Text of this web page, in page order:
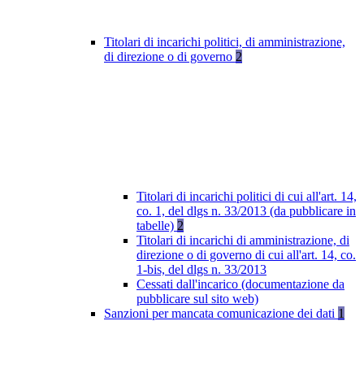
Titolari di incarichi politici, di amministrazione,
di direzione o di governo 2
Titolari di incarichi politici di cui all'art. 14,
co. 1, del dlgs n. 33/2013 (da pubblicare in
tabelle) 2
Titolari di incarichi di amministrazione, di
direzione o di governo di cui all'art. 14, co.
1-bis, del dlgs n. 33/2013
Cessati dall'incarico (documentazione da
pubblicare sul sito web)
Sanzioni per mancata comunicazione dei dati 1